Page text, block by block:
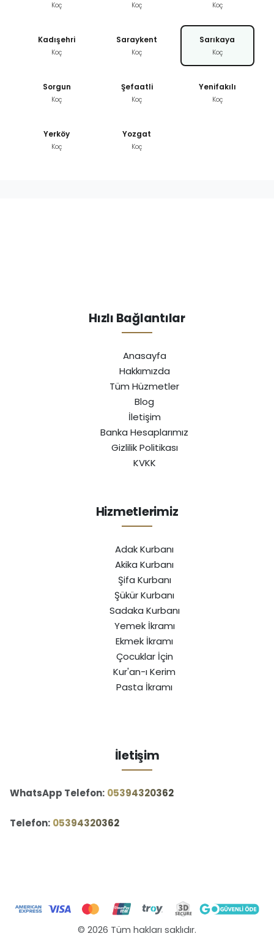
Koç Koç Koç
Kadışehri
Koç
Saraykent
Koç
Sarıkaya
Koç
Sorgun
Koç
Şefaatli
Koç
Yenifakılı
Koç
Yerköy
Koç
Yozgat
Koç
Hızlı Bağlantılar
Anasayfa
Hakkımızda
Tüm Hüzmetler
Blog
İletişim
Banka Hesaplarımız
Gizlilik Politikası
KVKK
Hizmetlerimiz
Adak Kurbanı
Akika Kurbanı
Şifa Kurbanı
Şükür Kurbanı
Sadaka Kurbanı
Yemek İkramı
Ekmek İkramı
Çocuklar İçin
Kur'an-ı Kerim
Pasta İkramı
İletişim
WhatsApp Telefon: ‪05394320362‬
Telefon: ‪05394320362‬
© 2026 Tüm hakları saklıdır.